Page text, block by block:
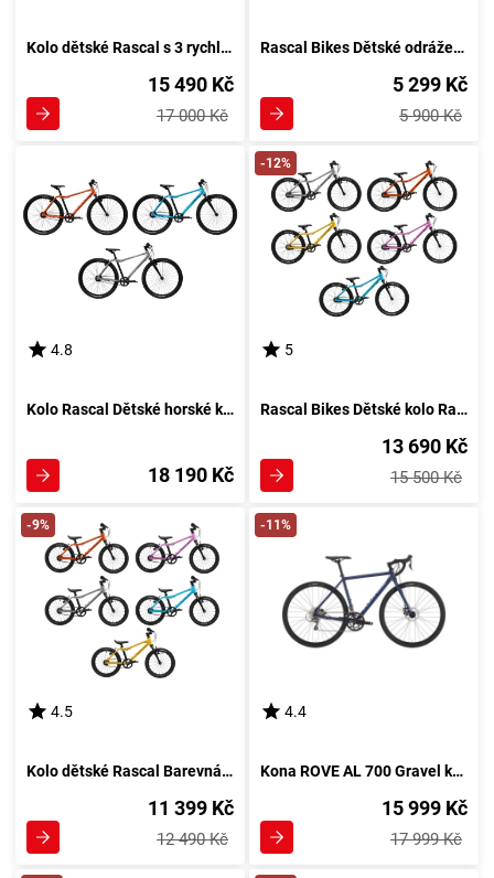
Kolo dětské Rascal s 3 rychlostmi Nexus, Oranžová barevná kombinace
15 490 Kč
17 000 Kč
Rascal Bikes Dětské odrážedlo Rascal Punk Barevná kombinace: Oranžové
5 299 Kč
5 900 Kč
4.8
Kolo Rascal Dětské horské kolo 10 rychlostí Barevná kombinace: Oranžové
18 190 Kč
-12%
5
Rascal Bikes Dětské kolo Rascal s 3 rychlostmi Sturmey Archer Barevná kombinace: Oranžové
13 690 Kč
15 500 Kč
-9%
4.5
Kolo dětské Rascal Barevná kombinace: Oranžová
11 399 Kč
12 490 Kč
-11%
4.4
Kona ROVE AL 700 Gravel kolo, tmavě modrá
15 999 Kč
17 999 Kč